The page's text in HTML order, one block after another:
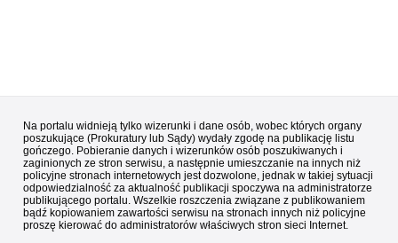
Na portalu widnieją tylko wizerunki i dane osób, wobec których organy
poszukujące (Prokuratury lub Sądy) wydały zgodę na publikację listu
gończego. Pobieranie danych i wizerunków osób poszukiwanych i
zaginionych ze stron serwisu, a następnie umieszczanie na innych niż
policyjne stronach internetowych jest dozwolone, jednak w takiej sytuacji
odpowiedzialność za aktualność publikacji spoczywa na administratorze
publikującego portalu. Wszelkie roszczenia związane z publikowaniem
bądź kopiowaniem zawartości serwisu na stronach innych niż policyjne
proszę kierować do administratorów właściwych stron sieci Internet.